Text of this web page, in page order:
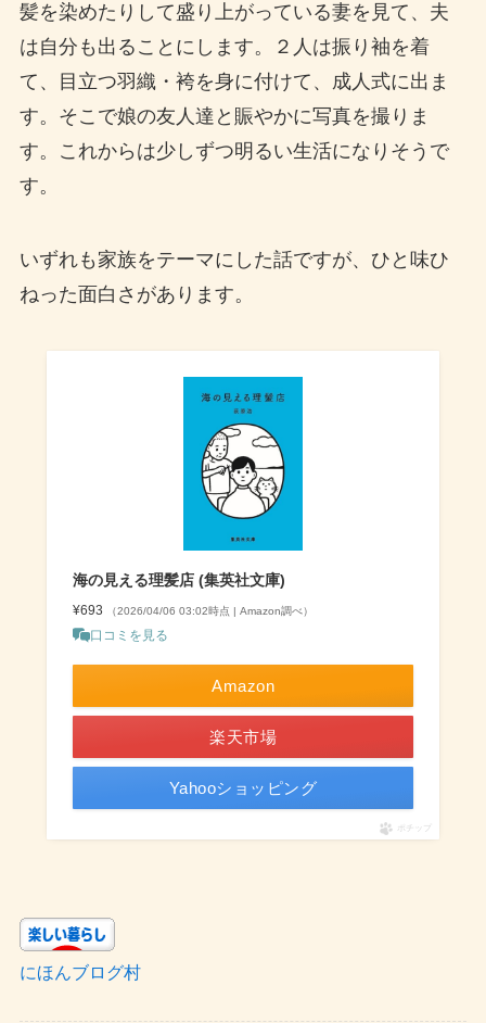
髪を染めたりして盛り上がっている妻を見て、夫
は自分も出ることにします。２人は振り袖を着
て、目立つ羽織・袴を身に付けて、成人式に出ま
す。そこで娘の友人達と賑やかに写真を撮りま
す。これからは少しずつ明るい生活になりそうで
す。
いずれも家族をテーマにした話ですが、ひと味ひ
ねった面白さがあります。
海の見える理髪店 (集英社文庫)
¥693 （2026/04/06 03:02時点 | Amazon調べ）
口コミを見る
Amazon
楽天市場
Yahooショッピング
ポチップ
にほんブログ村